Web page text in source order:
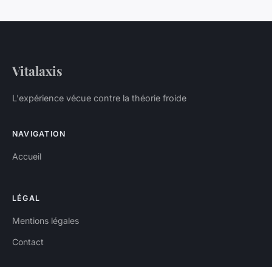
Vitalaxis
L'expérience vécue contre la théorie froide
NAVIGATION
Accueil
LÉGAL
Mentions légales
Contact